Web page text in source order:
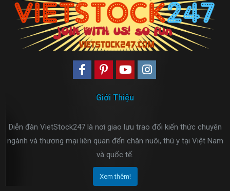
Giới Thiệu
Diễn đàn VietStock247 là nơi giao lưu trao đổi kiến thức chuyên
ngành và thương mại liên quan đến chăn nuôi, thú y tại Việt Nam
và quốc tế.
Xem thêm!